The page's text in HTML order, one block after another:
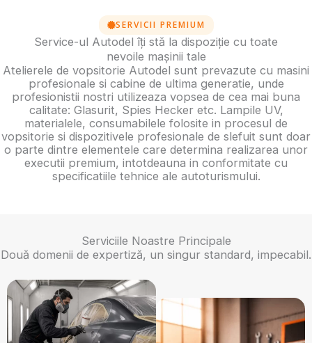
SERVICII PREMIUM
Service-ul Autodel îți stă la dispoziție cu toate
nevoile mașinii tale
Atelierele de vopsitorie Autodel sunt prevazute cu masini
profesionale si cabine de ultima generatie, unde
profesionistii nostri utilizeaza vopsea de cea mai buna
calitate: Glasurit, Spies Hecker etc. Lampile UV,
materialele, consumabilele folosite in procesul de
vopsitorie si dispozitivele profesionale de slefuit sunt doar
o parte dintre elementele care determina realizarea unor
executii premium, intotdeauna in conformitate cu
specificatiile tehnice ale autoturismului.
Serviciile Noastre Principale
Două domenii de expertiză, un singur standard, impecabil.